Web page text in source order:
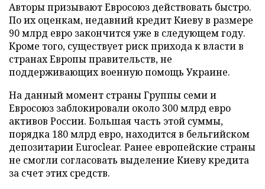
Авторы призывают Евросоюз действовать быстро.
По их оценкам, недавний кредит Киеву в размере
90 млрд евро закончится уже в следующем году.
Кроме того, существует риск прихода к власти в
странах Европы правительств, не
поддерживающих военную помощь Украине.
На данный момент страны Группы семи и
Евросоюз заблокировали около 300 млрд евро
активов России. Большая часть этой суммы,
порядка 180 млрд евро, находится в бельгийском
депозитарии Euroclear. Ранее европейские страны
не смогли согласовать выделение Киеву кредита
за счет этих средств.